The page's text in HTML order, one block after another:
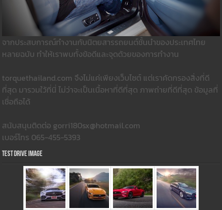
จากประสบการณ์ทำงานกับนิตยสารรถยนต์ชั้นนำของประเทศไทย
หลายฉบับ ทำให้เราพบทั้งข้อดีและจุดด้วยของการทำงาน
torquethailand.com จึงไม่แค่เพียงเว็บไซต์ แต่เราคัดกรองสิ่งที่ดี
ที่สุด มารวมใว้ที่นี่ ไม่ว่าจะเป็นเนื้อหาที่ดีที่สุด ภาพถ่ายที่ดีที่สุด ข้อมูลที่
เชื่อถือได้
สนับสนุนติดต่อ gorri180sx@hotmail.com
เบอร์โทร 065-455-5393
Test Drive Image